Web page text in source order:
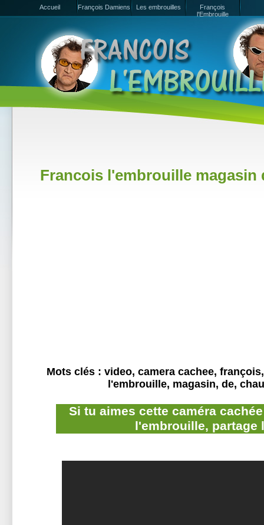
Accueil François Damiens Les embrouilles
François
l'Embrouille
Francois l'embrouille magasin
Mots clés : video, camera cachee,
l'embrouille, magasin, de,
Si tu aimes cette caméra
l'embrouille, partage